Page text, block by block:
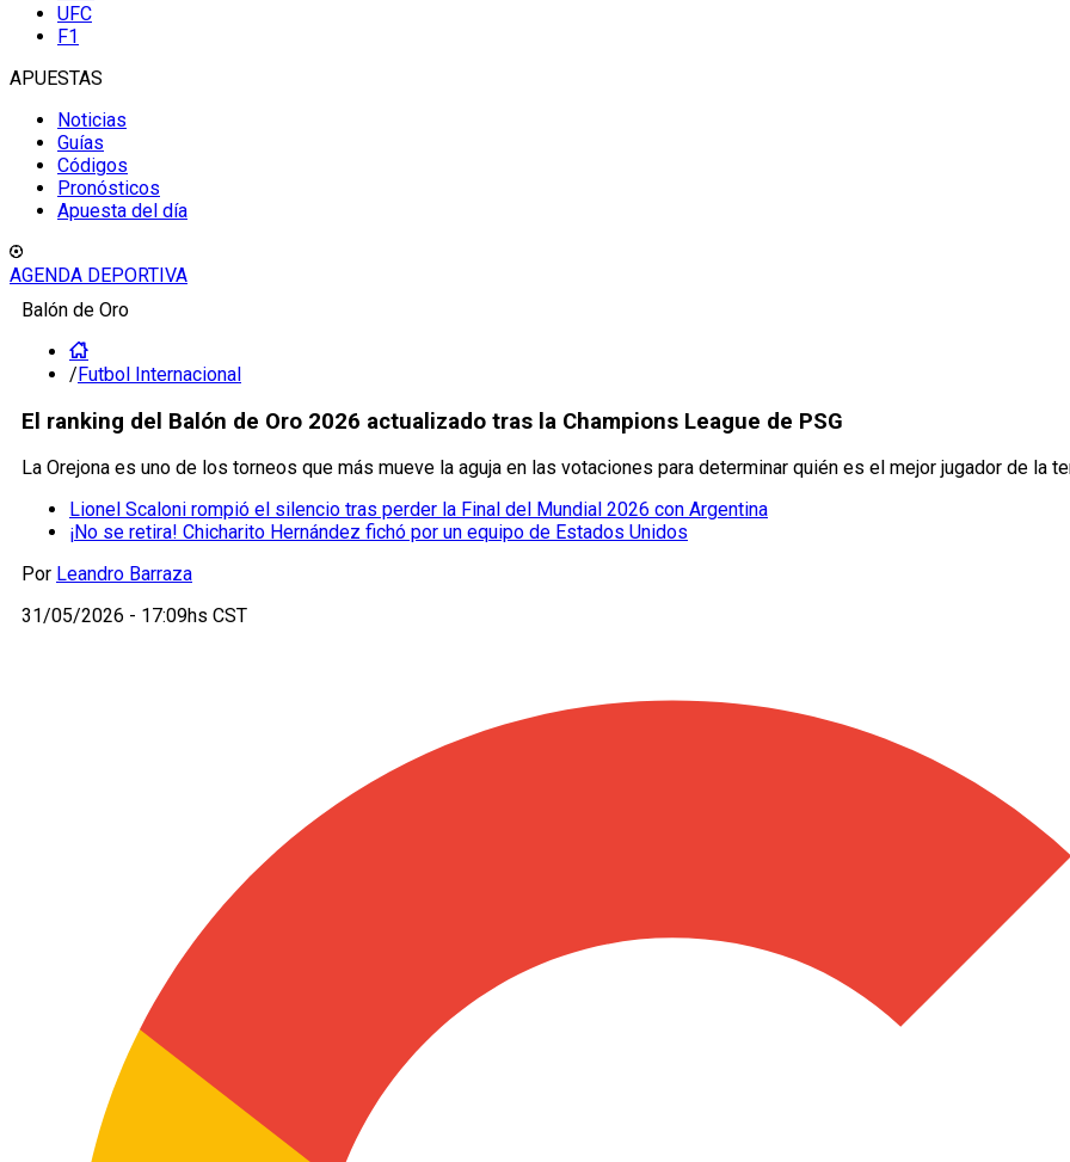
UFC
F1
APUESTAS
Noticias
Guías
Códigos
Pronósticos
Apuesta del día
AGENDA DEPORTIVA
Balón de Oro
/Futbol Internacional
El ranking del Balón de Oro 2026 actualizado tras la Champions League de PSG
La Orejona es uno de los torneos que más mueve la aguja en las votaciones para determinar quién es el mejor jugador de la
Lionel Scaloni rompió el silencio tras perder la Final del Mundial 2026 con Argentina
¡No se retira! Chicharito Hernández fichó por un equipo de Estados Unidos
Por Leandro Barraza
31/05/2026 - 17:09hs CST